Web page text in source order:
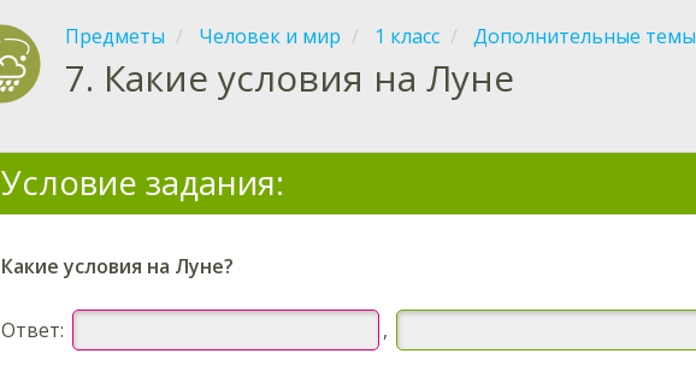
Предметы Человек и мир 1 класс Дополнительные темы
7. Какие условия на Луне
Условие задания:
Какие условия на Луне?
Ответ: ,